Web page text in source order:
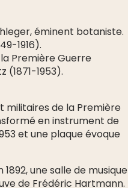
éminent botaniste.
1916).
Première Guerre
1953).
militaires de la Première
en instrument de
et une plaque évoque
une salle de musique
de Frédéric Hartmann.